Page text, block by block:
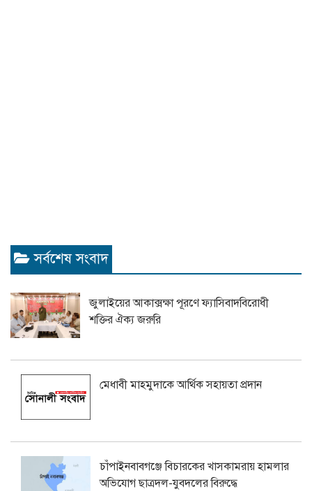
সর্বশেষ সংবাদ
জুলাইয়ের আকাক্সক্ষা পূরণে ফ্যাসিবাদবিরোধী
শক্তির ঐক্য জরুরি
মেধাবী মাহমুদাকে আর্থিক সহায়তা প্রদান
চাঁপাইনবাবগঞ্জে বিচারকের খাসকামরায় হামলার
অভিযোগ ছাত্রদল-যুবদলের বিরুদ্ধে